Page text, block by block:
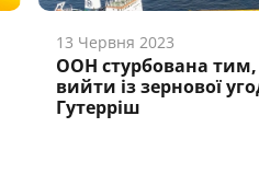
13 Червня 2023
ООН стурбована
вийти із зернової
Гутерріш